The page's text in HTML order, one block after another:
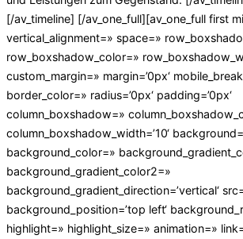
[/av_timeline] [/av_one_full][av_one_full first
vertical_alignment=» space=»
row_boxshadow_color=»
custom_margin=» margin=’0px‘
border_color=» radius=’0px‘ padding=’0px‘
column_boxshadow=»
column_boxshadow_width=’10‘
background_color=»
background_gradient_color2=»
background_gradient_direction=’vertical‘
background_position=’top left‘
highlight=» highlight_size=» animation=»